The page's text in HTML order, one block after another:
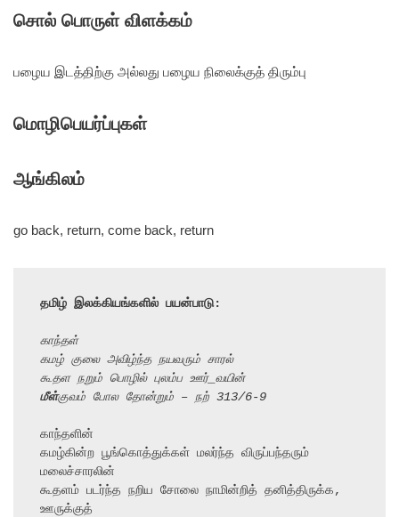
சொல் பொருள் விளக்கம்
பழைய இடத்திற்கு அல்லது பழைய நிலைக்குத் திரும்பு
மொழிபெயர்ப்புகள்
ஆங்கிலம்
go back, return, come back, return
தமிழ் இலக்கியங்களில் பயன்பாடு:
காந்தள்
கமழ் குலை அவிழ்ந்த நயவரும் சாரல்
மீள்குவம் போல தோன்றும் – நற் 313/6-9
காந்தளின்
கமழ்கின்ற பூங்கொத்துக்கள் மலர்ந்த விருப்பந்தரும்
மலைச்சாரலின்
கூதளம் படர்ந்த நறிய சோலை நாமின்றித் தனித்திருக்க,
ஊருக்குத்